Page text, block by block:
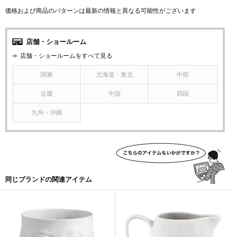
価格および商品のパターンは最新の情報と異なる可能性がございます
店舗・ショールーム
店舗・ショールームをすべて見る
関東 北海道・東北 中部
近畿 中国 四国
九州・沖縄
同じブランドの関連アイテム